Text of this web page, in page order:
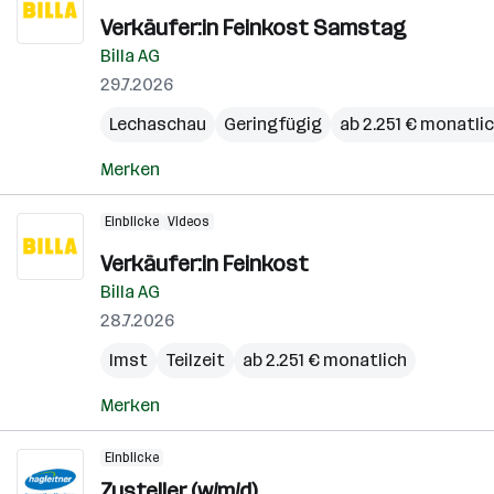
Verkäufer:in Feinkost Samstag
Billa AG
29.7.2026
Lechaschau
Geringfügig ab 2.251 €
Merken
Einblicke Videos
Verkäufer:in Feinkost
Billa AG
28.7.2026
Imst
Teilzeit ab 2.251 € monatlich
Merken
Einblicke